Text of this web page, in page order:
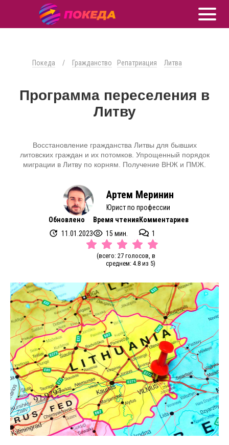
Покеда / Гражданство Репатриация Литва
Программа переселения в
Литву
Восстановление гражданства Литвы для бывших
литовских граждан и их потомков. Упрощенный порядок
миграции в Литву по корням. Получение ВНЖ и ПМЖ.
Артем Меринин
Юрист по профессии
Обновлено
11.01.2023
Время чтения
15 мин.
Комментариев
1
(всего: 27 голосов, в
среднем: 4.8 из 5)